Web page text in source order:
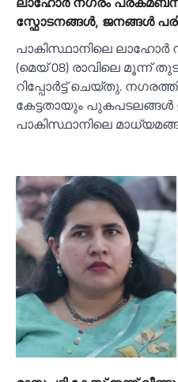
സ്ഫോടനങ്ങള്‍, ജനങ്ങള്‍
പാകിസ്ഥാനിലെ ലാഹോർ
(മെയ് 08) രാവിലെ മൂന്ന്
റിപ്പോർട്ട് ചെയ്തു.
കേട്ടതായും
പാകിസ്ഥാനിലെ